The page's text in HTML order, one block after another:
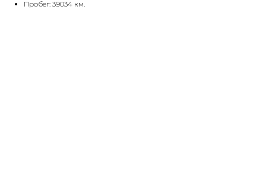
Пробег: 39034 км.